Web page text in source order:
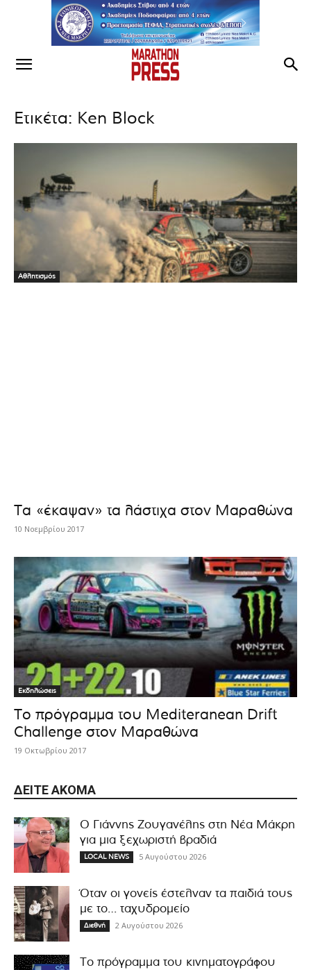
Ετικέτα: Ken Block
Αθλητισμός
Τα «έκαψαν» τα λάστιχα στον Μαραθώνα
10 Νοεμβρίου 2017
Εκδηλώσεις
Το πρόγραμμα του Mediteranean Drift
Challenge στον Μαραθώνα
19 Οκτωβρίου 2017
ΔΕΊΤΕ ΑΚΌΜΑ
Ο Γιάννης Ζουγανέλης στη Νέα Μάκρη
για μια ξεχωριστή βραδιά
LOCAL NEWS 5 Αυγούστου 2026
Όταν οι γονείς έστελναν τα παιδιά τους
με το… ταχυδρομείο
Διεθνή 2 Αυγούστου 2026
Το πρόγραμμα του κινηματογράφου